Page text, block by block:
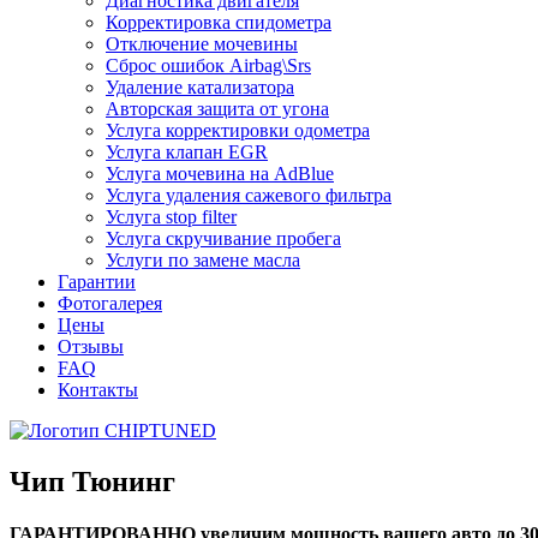
Корректировка спидометра
Отключение мочевины
Сброс ошибок Airbag\Srs
Удаление катализатора
Авторская защита от угона
Услуга корректировки одометра
Услуга клапан EGR
Услуга мочевина на AdBlue
Услуга удаления сажевого фильтра
Услуга stop filter
Услуга скручивание пробега
Услуги по замене масла
Гарантии
Фотогалерея
Цены
Отзывы
FAQ
Контакты
Чип Тюнинг